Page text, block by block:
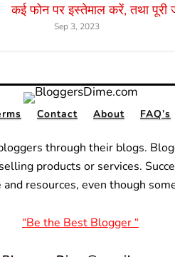
कई फोन पर इस्तेमाल करें, तथा पूरी
Sep 3, 2023
Contact About FAQ’s
through their blogs.
products or services.
resources, even though
“Be the Best Blogger “